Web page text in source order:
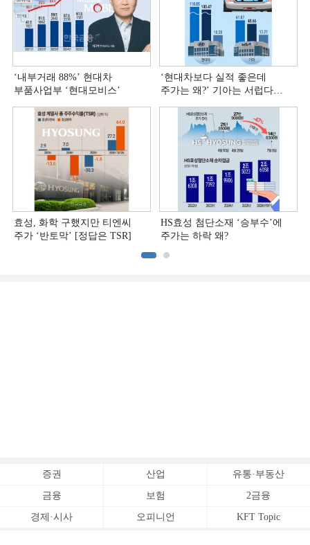
‘내부거래 88%ʼ 현대차
부품사업부 ‘현대모비스ʼ
‘현대차보다 실적 좋은데
주가는 왜?ʼ 기아는 서럽다
효성, 화학 구했지만 티엔씨
주가 ‘반토막’ [정답은 TSR]
HS효성 첨단소재 ‘승부수’에
주가는 하락 왜?
증권 산업 유통·부동산
금융 보험 2금융
경제·시사 오피니언 KFT Topic